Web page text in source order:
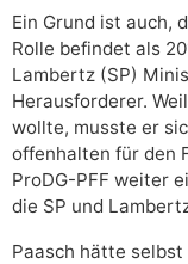
Ein Grund ist auch,
Rolle befindet als
Lambertz (SP)
Herausforderer.
wollte, musste er
offenhalten für den
ProDG-PFF weiter
die SP und
Paasch hätte